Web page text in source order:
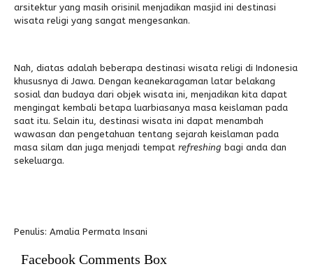
arsitektur yang masih orisinil menjadikan masjid ini destinasi
wisata religi yang sangat mengesankan.
Nah, diatas adalah beberapa destinasi wisata religi di Indonesia
khususnya di Jawa. Dengan keanekaragaman latar belakang
sosial dan budaya dari objek wisata ini, menjadikan kita dapat
mengingat kembali betapa luarbiasanya masa keislaman pada
saat itu. Selain itu, destinasi wisata ini dapat menambah
wawasan dan pengetahuan tentang sejarah keislaman pada
masa silam dan juga menjadi tempat refreshing bagi anda dan
sekeluarga.
Penulis: Amalia Permata Insani
Facebook Comments Box